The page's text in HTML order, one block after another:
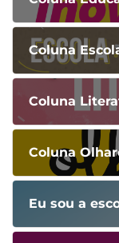
Coluna
Coluna
Coluna
Eu sou a